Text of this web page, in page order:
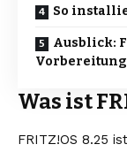
So
Ausblick:
Vorbereitung
Was ist
FRITZ!OS 8.25